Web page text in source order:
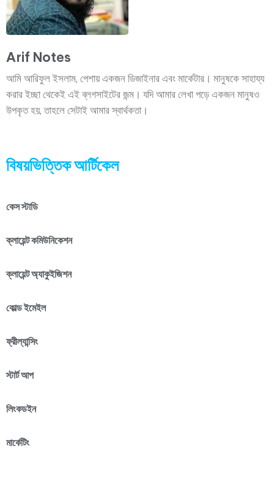
Arif Notes
আমি আরিফুল ইসলাম, পেশায় একজন ডিজাইনার এবং মার্কেটার। মানুষকে সাহায্য
করার ইচ্ছা থেকেই এই ব্লগসাইটের জন্ম। যদি আমার লেখা পড়ে একজন মানুষও
উপকৃত হয়, তাহলে সেটাই আমার স্বার্থকতা।
বিষয়ভিত্তিক আর্টিকেল
কেস স্টাডি
ক্লায়েন্ট কমিউনিকেশন
ক্লায়েন্ট অ্যাকুইজিশন
কোল্ড ইমেইল
ফ্রীল্যান্সিং
স্টার্ট আপ
লিংকডইন
মার্কেটিং